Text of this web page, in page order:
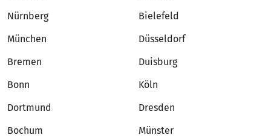
Nürnberg
Bielefeld
München
Düsseldorf
Bremen
Duisburg
Bonn
Köln
Dortmund
Dresden
Bochum
Münster